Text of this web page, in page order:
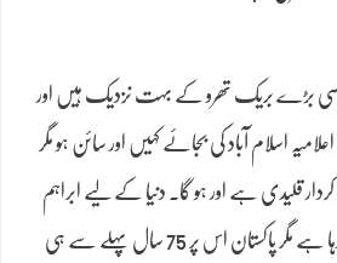
کسی بڑے بریک تھرو کے بہت نزدیک ہیں اور
اسلام آباد کی بجائے کہیں اور سائن ہو مگر
قلیدی ہے اور ہو گا۔ دنیا کے لیے ابراہم
آکارڈ گلے کی ہڈی ثابت ہو رہا ہے مگر پاکستان اس پر 75 سال پہلے سے ہی